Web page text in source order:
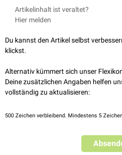
Die Übertragung erfolgt durch Läuse
Unterbringung in engen Verhältnissen
Artikelinhalt ist veraltet?
Hier melden
Du kannst den Artikel selbst
klickst.
Alternativ kümmert sich unser
Deine zusätzlichen Angaben helfen
vollständig zu aktualisieren:
500 Zeichen verbleibend. Mindestens 5